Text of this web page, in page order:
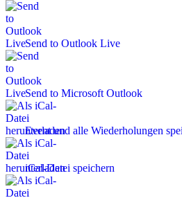
Send to Outlook Live
Send to Microsoft Outlook
Event und alle Wiederholungen
iCal-Datei speichern